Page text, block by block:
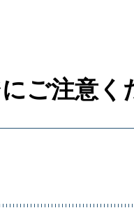
ご注意く